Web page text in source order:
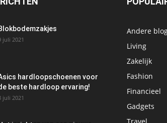
juli 2021
hardloopschoenen voor
beste hardloop ervaring!
juli 2021
Andere
Living
Zakelijk
Fashion
Financieel
Gadgets